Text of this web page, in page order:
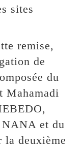
sites
remise,
de
du
Mahamadi
NANA et du
la deuxième